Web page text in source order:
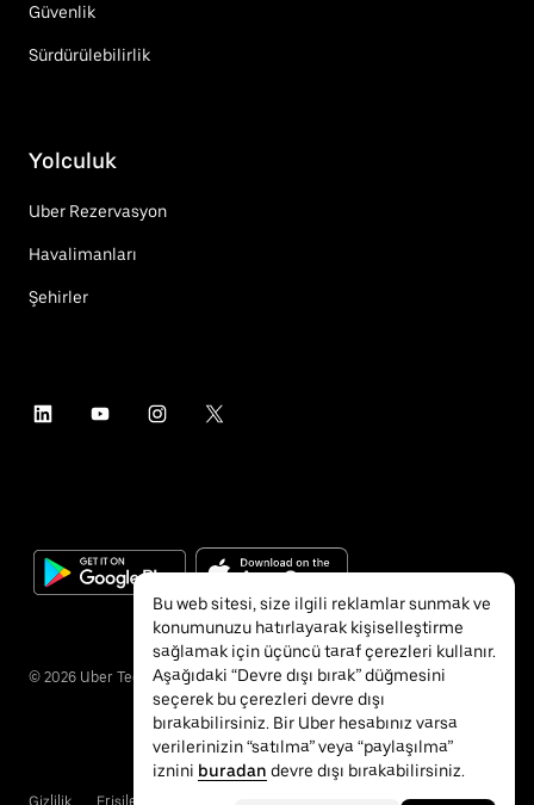
Güvenlik
Sürdürülebilirlik
Yolculuk
Uber Rezervasyon
Havalimanları
Şehirler
© 2026 Uber Technologies Inc.
Gizlilik Erişilebilirlik
Bu web sitesi, size ilgili reklamlar sunmak ve
konumunuzu hatırlayarak kişiselleştirme
sağlamak için üçüncü taraf çerezleri kullanır.
Aşağıdaki “Devre dışı bırak” düğmesini
seçerek bu çerezleri devre dışı
bırakabilirsiniz. Bir Uber hesabınız varsa
verilerinizin “satılma” veya “paylaşılma”
iznini buradan devre dışı bırakabilirsiniz.